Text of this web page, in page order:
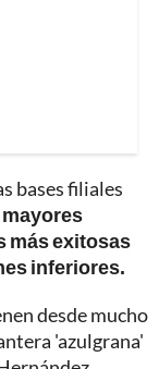
bases filiales
más exitosas
inferiores.
desde mucho
'azulgrana'